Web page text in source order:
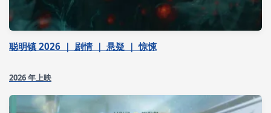
聪明镇 2026 ｜ 剧情 ｜ 悬疑 ｜ 惊悚
2026 年上映